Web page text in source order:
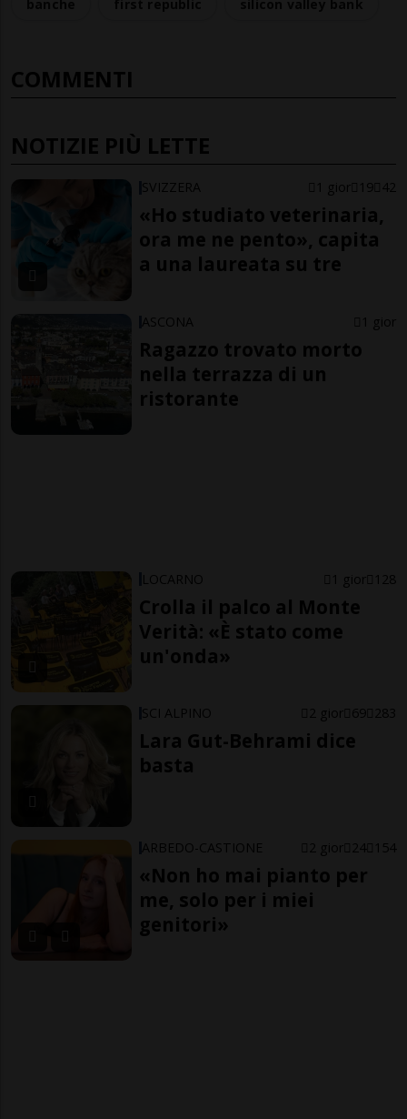
COMMENTI
NOTIZIE PIÙ LETTE
SVIZZERA 1 gior 19 42
«Ho studiato veterinaria,
ora me ne pento», capita
a una laureata su tre
ASCONA 1 gior
Ragazzo trovato morto
nella terrazza di un
ristorante
LOCARNO 1 gior 128
Crolla il palco al Monte
Verità: «È stato come
un'onda»
SCI ALPINO 2 gior 69 283
Lara Gut-Behrami dice
basta
ARBEDO-CASTIONE 2 gior 24 154
«Non ho mai pianto per
me, solo per i miei
genitori»